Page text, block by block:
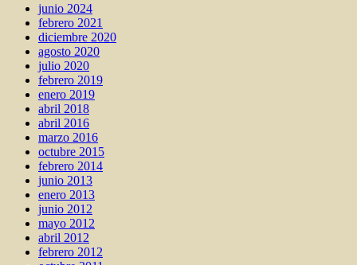
junio 2024
febrero 2021
diciembre 2020
agosto 2020
julio 2020
febrero 2019
enero 2019
abril 2018
abril 2016
marzo 2016
octubre 2015
febrero 2014
junio 2013
enero 2013
junio 2012
mayo 2012
abril 2012
febrero 2012